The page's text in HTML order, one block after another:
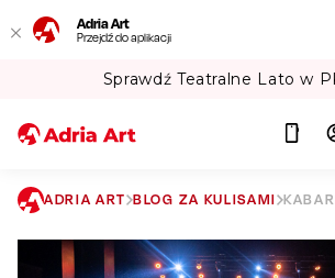
Adria Art
Przejdź do aplikacji
Gipsy Kings w TAURON Arena
Szukaj
ADRIA ART BLOG ZA KULISAMI